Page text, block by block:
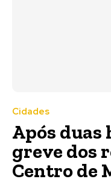
Cidades
Após
greve dos
Centro de